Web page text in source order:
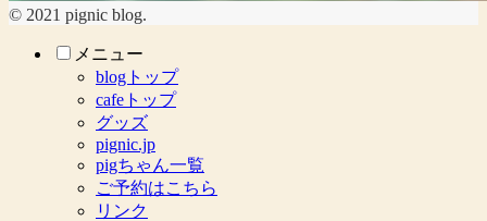
© 2021 pignic blog.
メニュー
blogトップ
cafeトップ
グッズ
pignic.jp
pigちゃん一覧
ご予約はこちら
リンク